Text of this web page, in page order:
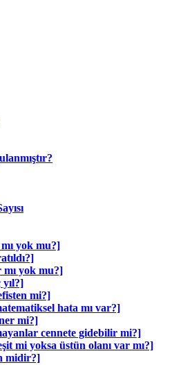
yok mu?]
yok mu?]
mi?]
hata mı var?]
mi?]
cennete gidebilir mi?]
mi yoksa üstün olanı var mı?]
midir?]